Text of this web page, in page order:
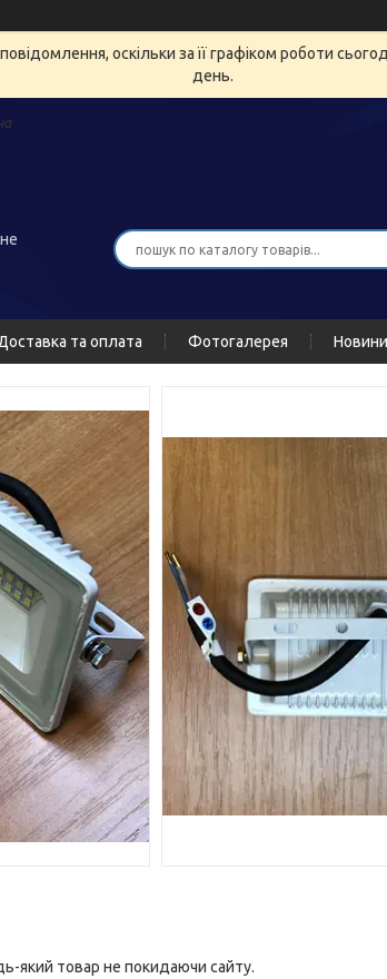
оскільки за її графіком роботи
день.
та оплата Фотогалерея Новини
який товар не покидаючи сайту.